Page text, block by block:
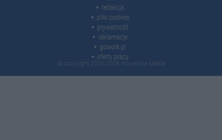
redakcja
pliki cookies
prywatność
reklamacje
gowork.pl
oferty pracy
© copyright 2000-2026 Ino-online Media